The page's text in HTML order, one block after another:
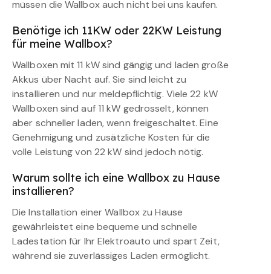
müssen die Wallbox auch nicht bei uns kaufen.
Benötige ich 11KW oder 22KW Leistung
für meine Wallbox?
Wallboxen mit 11 kW sind gängig und laden große
Akkus über Nacht auf. Sie sind leicht zu
installieren und nur meldepflichtig. Viele 22 kW
Wallboxen sind auf 11 kW gedrosselt, können
aber schneller laden, wenn freigeschaltet. Eine
Genehmigung und zusätzliche Kosten für die
volle Leistung von 22 kW sind jedoch nötig.
Warum sollte ich eine Wallbox zu Hause
installieren?
Die Installation einer Wallbox zu Hause
gewährleistet eine bequeme und schnelle
Ladestation für Ihr Elektroauto und spart Zeit,
während sie zuverlässiges Laden ermöglicht.